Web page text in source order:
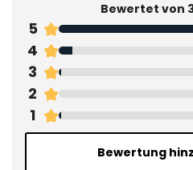
Bewertet von
5
4
3
2
1
Bewertung